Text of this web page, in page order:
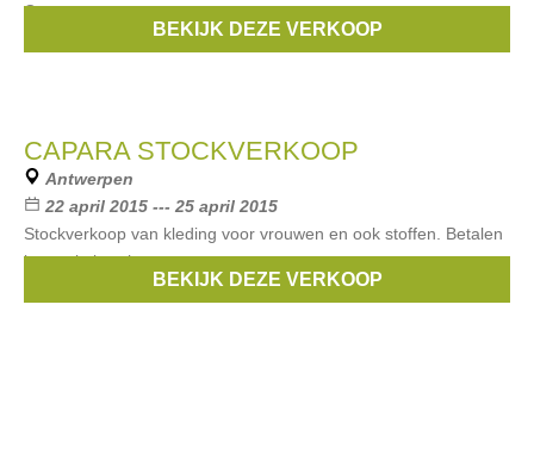
Capara
CaparaBEKIJK DEZE VERKOOP
CAPARA STOCKVERKOOP
Antwerpen
22 april 2015 --- 25 april 2015
Stockverkoop van kleding voor vrouwen en ook stoffen. Betalen
kan enkel cash.
CaparaBEKIJK DEZE VERKOOP